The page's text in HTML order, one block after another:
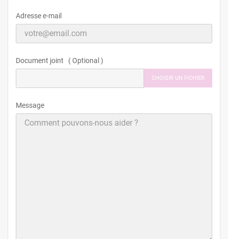
Adresse e-mail
Document joint ( Optional )
CHOISIR UN FICHIER
Message